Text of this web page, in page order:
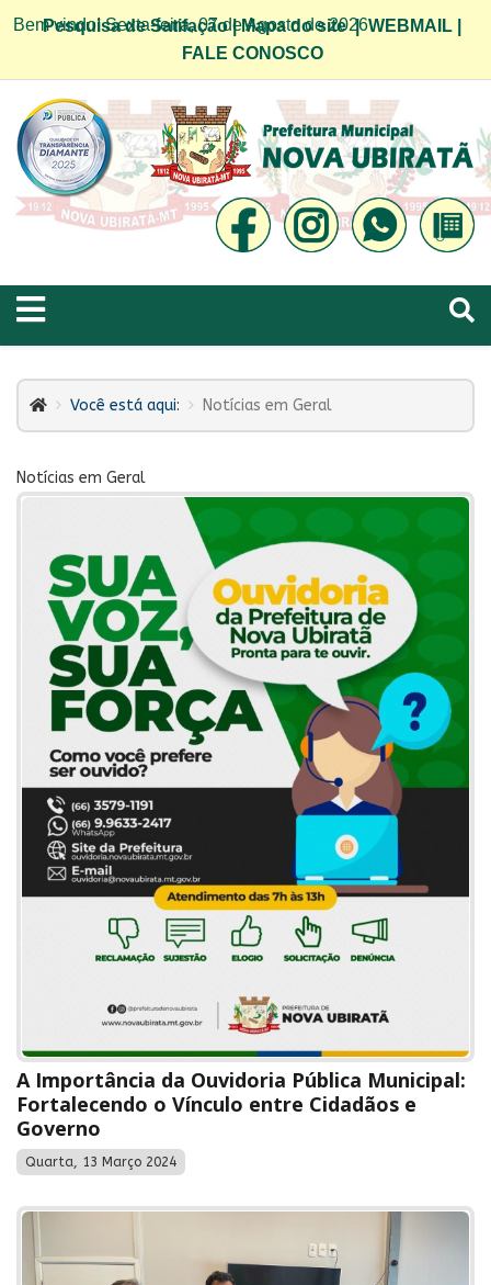
Bem vindo! Sexta-feira, 07 de Agosto de 2026
Pesquisa de Satifação|Mapa do site|WEBMAIL
FALE CONOSCO
Você está aqui: Notícias em Geral
Notícias em Geral
A Importância da Ouvidoria Pública Municipal:
Fortalecendo o Vínculo entre Cidadãos e
Governo
Quarta, 13 Março 2024